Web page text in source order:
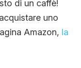
di un caffè!
uno
Amazon, la